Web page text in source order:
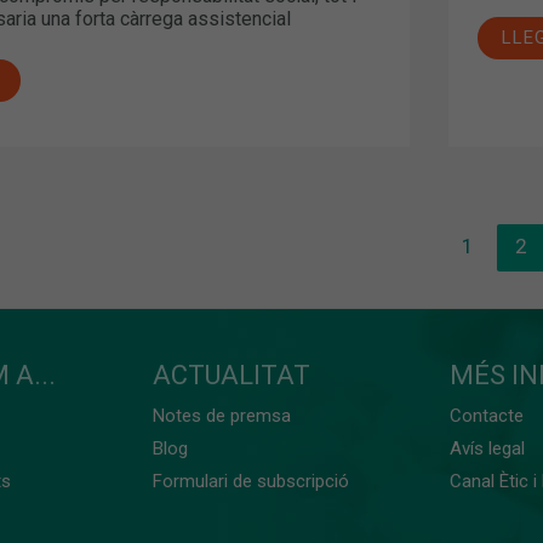
una forta càrrega assistencial
1 2
A... ACTUALITAT
Notes de premsa
Blog
Formulari de subscripció
MÉS
Contacte
Avís legal
Canal Ètic i